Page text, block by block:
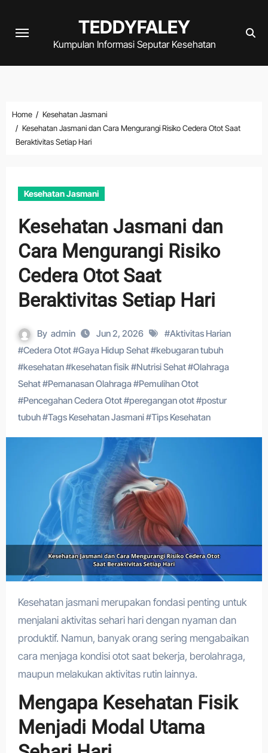
TEDDYFALEY
Kumpulan Informasi Seputar Kesehatan
Home
Kesehatan Jasmani
Kesehatan Jasmani dan Cara Mengurangi Risiko Cedera Otot Saat
Beraktivitas Setiap Hari
Kesehatan Jasmani
Kesehatan Jasmani dan
Cara Mengurangi Risiko
Cedera Otot Saat
Beraktivitas Setiap Hari
By admin Jun 2, 2026 #Aktivitas Harian
#Cedera Otot#Gaya Hidup Sehat#kebugaran tubuh
#kesehatan#kesehatan fisik#Nutrisi Sehat#Olahraga
Sehat#Pemanasan Olahraga#Pemulihan Otot
#Pencegahan Cedera Otot#peregangan otot#postur
tubuh#Tags Kesehatan Jasmani#Tips Kesehatan
Kesehatan jasmani merupakan fondasi penting untuk
menjalani aktivitas sehari hari dengan nyaman dan
produktif. Namun, banyak orang sering mengabaikan
cara menjaga kondisi otot saat bekerja, berolahraga,
maupun melakukan aktivitas rutin lainnya.
Mengapa Kesehatan Fisik
Menjadi Modal Utama